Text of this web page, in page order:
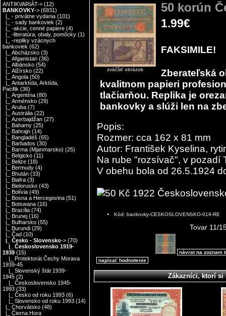
ANTIKVARIÁT-> (12)
BANKOVKY-> (6931)
|_ - privátne vydania (101)
|_ - sady bankoviek (2)
|_ -akcie, cenné papiere (4)
|_ -literatúra, obaly, pomôcky (1)
|_ -repliky vzácnych
bankoviek (62)
|_ Abcházsko (3)
|_ Afganistan (36)
|_ Albánsko (54)
|_ Alžírsko (22)
|_ Angola (50)
|_ Antarktída, Arktída,
Pacifik (36)
|_ Argentína (80)
|_ Arménsko (29)
|_ Aruba (7)
|_ Austrália (22)
|_ Azerbajdžan (27)
|_ Bahamy (25)
|_ Bahrajn (14)
|_ Bangladéš (65)
|_ Barbados (30)
|_ Barma (Mjanmarsko) (25)
|_ Belgicko (11)
|_ Belize (18)
|_ Bermudy (4)
|_ Bhután (33)
|_ Biafra (3)
|_ Bielorusko (43)
|_ Bolívia (49)
|_ Bosna a Hercegovina (51)
|_ Botswana (16)
|_ Brazília (74)
|_ Brunej (16)
|_ Bulharsko (55)
|_ Burundi (29)
|_ Čad (10)
|_ Česko - Slovensko-> (70)
|_ Československo 1919-
1939 (15)
|_ Protektorát Čechy Morava
1939-45
|_ Slovenský štát 1939-
1945 (2)
|_ Československo 1945-
1993 (33)
|_ Česko od roku 1993 (6)
|_ Slovensko od roku 1993 (14)
|_ Chorvátsko (48)
|_ Čierna Hora
zväčšiť obrázok
50 korún
1.99€
FAKSIMILE!
Zberateľská
kvalitnom papieri
tlačiarňou. Replika je
bankovky a slúži len na
Popis:
Rozmer: cca 162 x 81 mm
Autor: František Kyselina,
Na rube "rozsívač", v pozadí
V obehu bola od 26.5.1924
Kód: bankovky-CESKOSLOVENSKO-019-RE
Tovar 11/
návrat na zoznam
napísať hodnotenie
Zákazníci, ktorí si